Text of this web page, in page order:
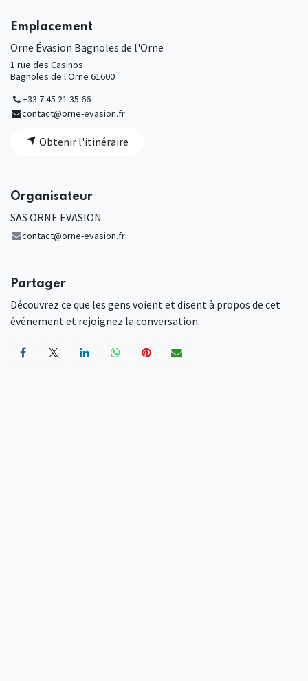
Emplacement
Orne Évasion Bagnoles de l'Orne
1 rue des Casinos
Bagnoles de l'Orne 61600
+33 7 45 21 35 66
contact@orne-evasion.fr
Obtenir l'itinéraire
Organisateur
SAS ORNE EVASION
contact@orne-evasion.fr
Partager
Découvrez ce que les gens voient et disent à propos de cet
événement et rejoignez la conversation.